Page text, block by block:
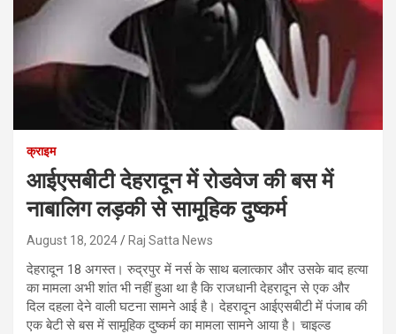
क्राइम
आईएसबीटी देहरादून में रोडवेज की बस में
नाबालिग लड़की से सामूहिक दुष्कर्म
August 18, 2024 Raj Satta News
देहरादून 18 अगस्त। रुद्रपुर में नर्स के साथ बलात्कार और उसके बाद हत्या
का मामला अभी शांत भी नहीं हुआ था है कि राजधानी देहरादून से एक और
दिल दहला देने वाली घटना सामने आई है। देहरादून आईएसबीटी में पंजाब की
एक बेटी से बस में सामूहिक दुष्कर्म का मामला सामने आया है। चाइल्ड